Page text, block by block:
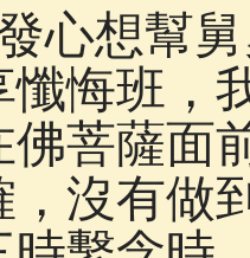
心想幫
懺悔班，
佛菩薩面
，沒有做